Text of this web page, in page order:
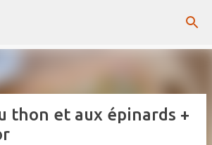
thon et aux épinards +